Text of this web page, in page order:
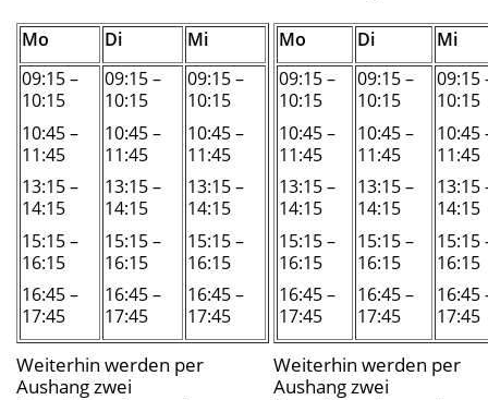
Mo Di
Mi
09:15 –
10:15
10:45 –
11:45
13:15 –
14:15
15:15 –
16:15
16:45 –
17:45
09:15 –
10:15
10:45 –
11:45
13:15 –
14:15
15:15 –
16:15
16:45 –
17:45
09:15 –
10:15
10:45 –
11:45
13:15 –
14:15
15:15 –
16:15
16:45 –
17:45
Weiterhin werden per
Aushang zwei
Mo Di
Mi
09:15 –
10:15
10:45 –
11:45
13:15 –
14:15
15:15 –
16:15
16:45 –
17:45
09:15 –
10:15
10:45 –
11:45
13:15 –
14:15
15:15 –
16:15
16:45 –
17:45
09:15
10:15
10:45
11:45
13:15
14:15
15:15
16:15
16:45
17:45
Weiterhin werden per
Aushang zwei